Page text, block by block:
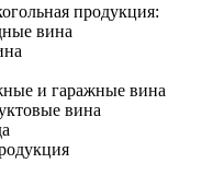
продукция:
вина
и гаражные вина
вина